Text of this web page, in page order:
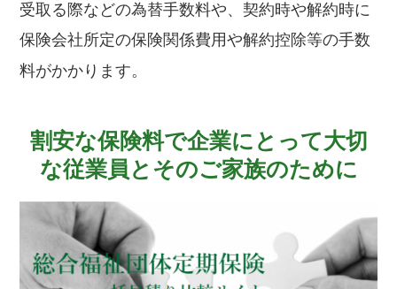
受取る際などの為替手数料や、契約時や解約時に
保険会社所定の保険関係費用や解約控除等の手数
料がかかります。
割安な保険料で企業にとって大切
な従業員とそのご家族のために